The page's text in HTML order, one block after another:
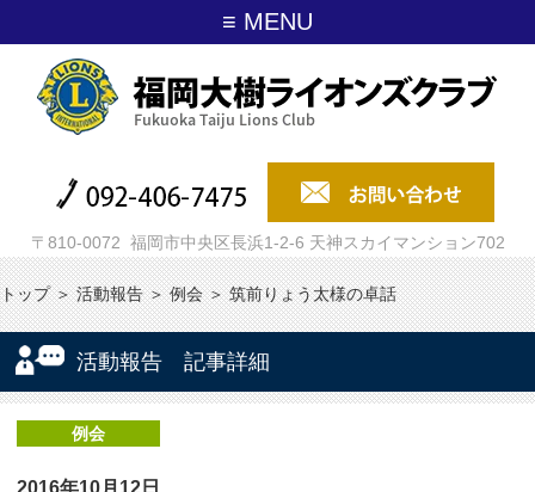
≡ MENU
〒810-0072 福岡市中央区長浜1-2-6 天神スカイマンション702
トップ＞ 活動報告＞ 例会＞ 筑前りょう太様の卓話
活動報告 記事詳細
例会
2016年10月12日